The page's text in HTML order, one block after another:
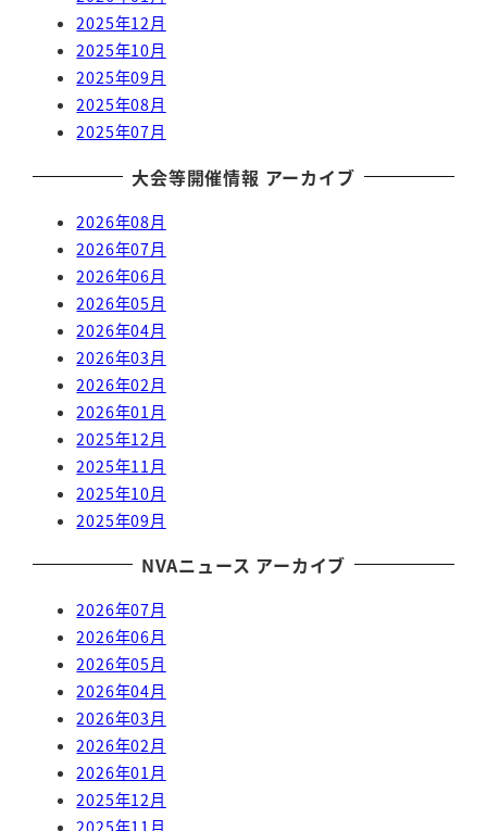
2025年12月
2025年10月
2025年09月
2025年08月
2025年07月
大会等開催情報 アーカイブ
2026年08月
2026年07月
2026年06月
2026年05月
2026年04月
2026年03月
2026年02月
2026年01月
2025年12月
2025年11月
2025年10月
2025年09月
NVAニュース アーカイブ
2026年07月
2026年06月
2026年05月
2026年04月
2026年03月
2026年02月
2026年01月
2025年12月
2025年11月